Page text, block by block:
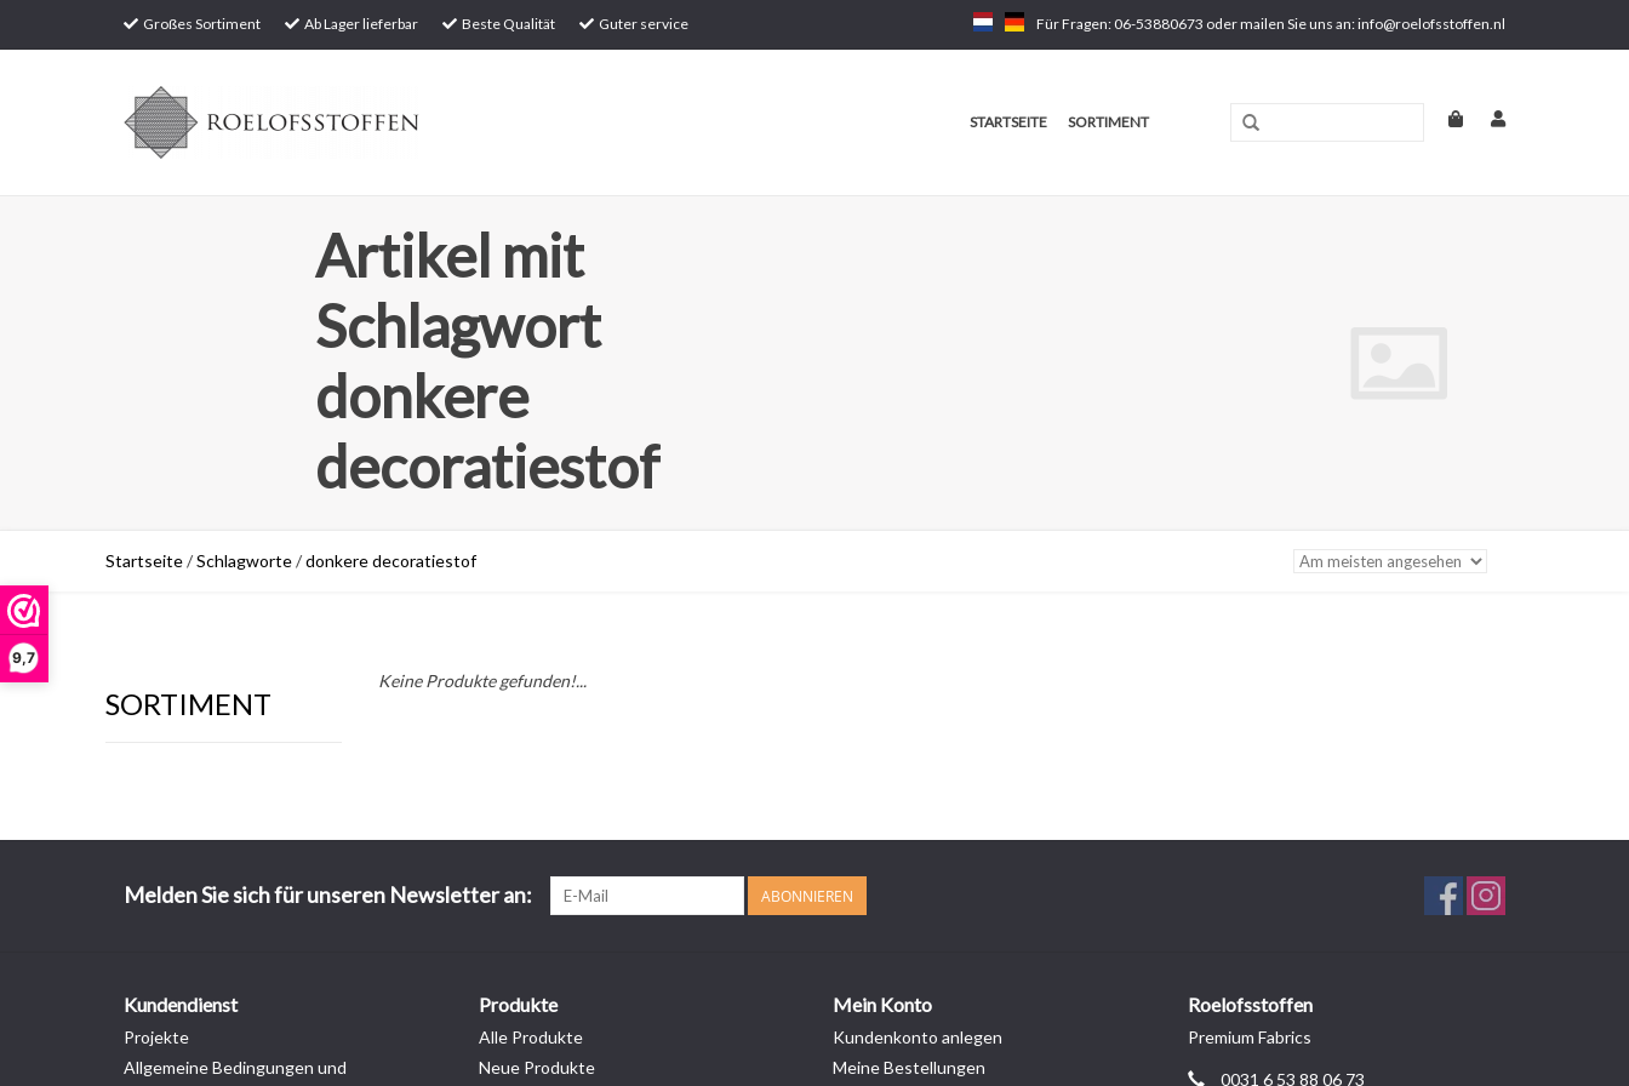
9,7
Großes Sortiment Ab Lager lieferbar Beste Qualität Guter service Für Fragen: 06-53880673 oder mailen Sie uns an:info@roelofsstoffen.nl
STARTSEITE SORTIMENT
Artikel mit
Schlagwort
donkere
decoratiestof
Startseite/Schlagworte/donkere decoratiestof
SORTIMENT
Keine Produkte gefunden!...
Melden Sie sich für unseren Newsletter an: ABONNIEREN
Kundendienst
Projekte
Allgemeine Bedingungen und
Produkte
Alle Produkte
Neue Produkte
Mein Konto
Kundenkonto anlegen
Meine Bestellungen
Roelofsstoffen
Premium Fabrics
0031 6 53 88 06 73